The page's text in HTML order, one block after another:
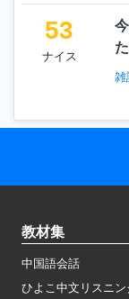
53
ナイス
た
雑
教材集
中国語会話
ひよこ中文リスニン